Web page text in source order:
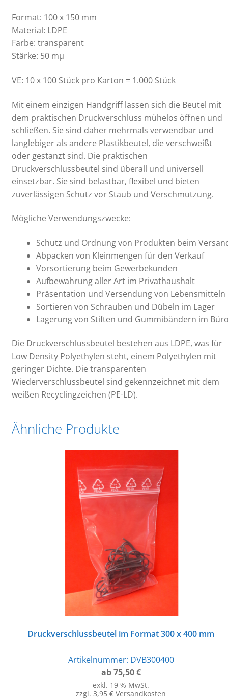
Format: 100 x 150 mm
Material: LDPE
Farbe: transparent
Stärke: 50 mµ
VE: 10 x 100 Stück pro Karton = 1.000 Stück
Mit einem einzigen Handgriff lassen sich die Beutel mit
dem praktischen Druckverschluss mühelos öffnen und
schließen. Sie sind daher mehrmals verwendbar und
langlebiger als andere Plastikbeutel, die verschweißt
oder gestanzt sind. Die praktischen
Druckverschlussbeutel sind überall und universell
einsetzbar. Sie sind belastbar, flexibel und bieten
zuverlässigen Schutz vor Staub und Verschmutzung.
Mögliche Verwendungszwecke:
Schutz und Ordnung von Produkten beim
Abpacken von Kleinmengen für den Verkauf
Vorsortierung beim Gewerbekunden
Aufbewahrung aller Art im Privathaushalt
Präsentation und Versendung von Lebensmitteln
Sortieren von Schrauben und Dübeln im Lager
Lagerung von Stiften und Gummibändern im
Die Druckverschlussbeutel bestehen aus LDPE, was für
Low Density Polyethylen steht, einem Polyethylen mit
geringer Dichte. Die transparenten
Wiederverschlussbeutel sind gekennzeichnet mit dem
weißen Recyclingzeichen (PE-LD).
Ähnliche Produkte
Druckverschlussbeutel im Format 300 x 400 mm
Artikelnummer: DVB300400
ab75,50€
exkl. 19 % MwSt.
zzgl. 3,95 € Versandkosten